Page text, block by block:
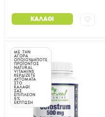
ΚΑΛΆΘΙ
ΜΕ ΤΗΝ
ΑΓΟΡΑ
ΟΠΟΙΟΥΔΗΠΟΤΕ
ΠΡΟΪΟΝΤΟΣ
NATURAL
VITAMINS
ΚΕΡΔΙΖΕΤΕ
ΑΥΤΟΜΑΤΑ
ΣΤΟ
ΚΑΛΑΘΙ
ΣΑΣ
ΕΠΙΠΛΕΟΝ
5%
ΕΚΠΤΩΣΗ